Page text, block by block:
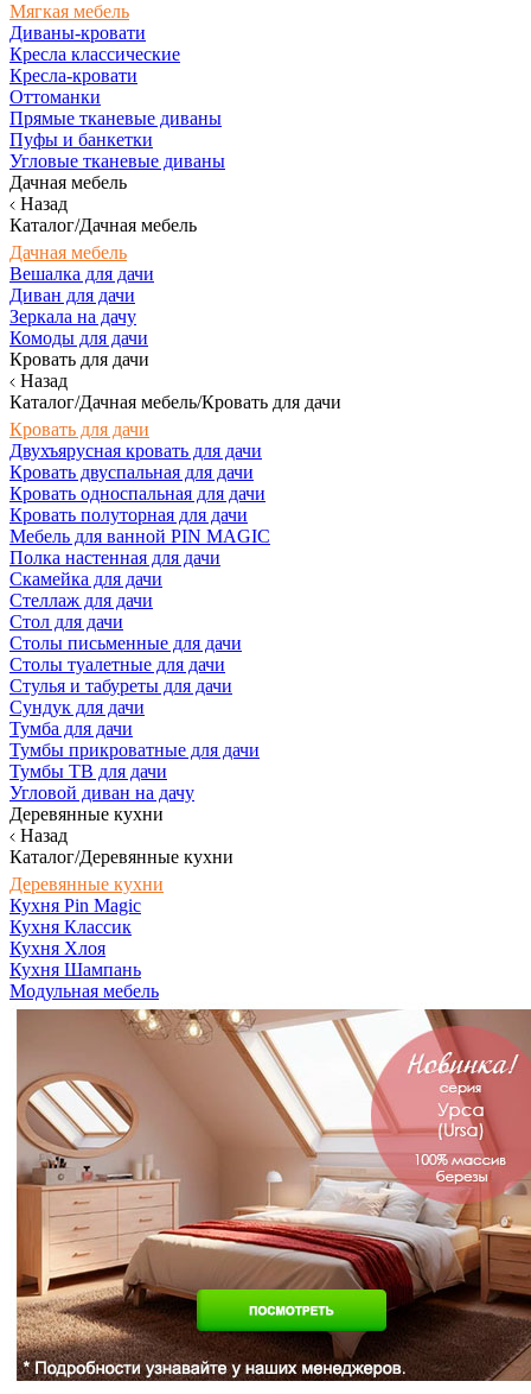
Мягкая мебель
Диваны-кровати
Кресла классические
Кресла-кровати
Оттоманки
Прямые тканевые диваны
Пуфы и банкетки
Угловые тканевые диваны
Дачная мебель
Назад
Каталог/Дачная мебель
Дачная мебель
Вешалка для дачи
Диван для дачи
Зеркала на дачу
Комоды для дачи
Кровать для дачи
Назад
Каталог/Дачная мебель/Кровать для дачи
Кровать для дачи
Двухъярусная кровать для дачи
Кровать двуспальная для дачи
Кровать односпальная для дачи
Кровать полуторная для дачи
Мебель для ванной PIN MAGIC
Полка настенная для дачи
Скамейка для дачи
Стеллаж для дачи
Стол для дачи
Столы письменные для дачи
Столы туалетные для дачи
Стулья и табуреты для дачи
Сундук для дачи
Тумба для дачи
Тумбы прикроватные для дачи
Тумбы ТВ для дачи
Угловой диван на дачу
Деревянные кухни
Назад
Каталог/Деревянные кухни
Деревянные кухни
Кухня Pin Magic
Кухня Классик
Кухня Хлоя
Кухня Шампань
Модульная мебель